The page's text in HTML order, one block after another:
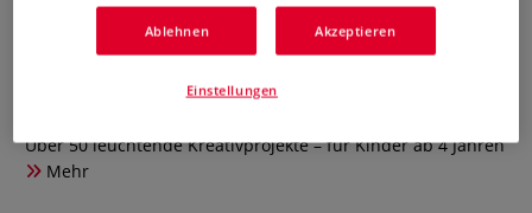
Bastel- und DIY-Bloggerin
Mavalina
0 Bewertungen
Über 50 leuchtende Kreativprojekte – für Kinder ab 4 Jahren
Mehr
Ablehnen Akzeptieren
Einstellungen